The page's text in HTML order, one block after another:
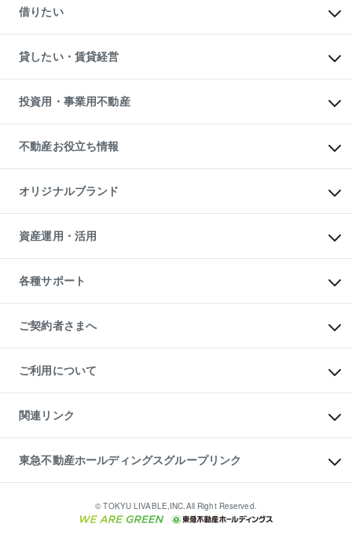
中古一戸建ての購入
不動産購入の流れ
注目キーワード物件特集
購入ガイド
English 繁体中文簡体中文
一戸建ての売却・査定
土地の売却・査定
スピードAI査定
不動産査定について
不動産売却の流れ
不動産買換えの流れ
売却ガイド
借りたい
オフィス・店舗の賃貸
借りるときの流れ
借りるガイド
貸したい・賃貸経営
マンション賃料データ
賃貸管理プラン
リロケーションについて
貸すガイド
投資用・事業用不動産
事業用不動産
マンション投資
投資用マンション
アパート経営
収益物件
ビル購入（ビル一棟）
投資用不動産の売却査定
事業用不動産の売却査定
不動産お役立ち情報
マンションライブラリー
人気マンションランキング
暮らしに役立つ不動産メディア
不動産相場・不動産価格情報
不動産コラム・ニュース
不動産用語集
不動産なんでもネット相談室
住まいの税金
オリジナルブランド
一棟リノベーションマンション
L`GENTE（ルジェンテ）
区分リノベーションマンション
投資用一棟レジデンスWELL
不動産小口投資
LEGACIA（レガシア）
資産運用・活用
不動産M&A
アセットマネジメント・出資
各種サポート
相続サポート
リフォームサポート
ご契約者さまへ
ご紹介・再契約特典
入居者様専用-各種ご案内（賃貸）
東急こすもす会「こすもすWeb」
ご利用について
金融商品取引について
東急リバブル ソーシャルメディアポリシー
ご意見・お問い合わせ（金融商品取引専用の相談・お問い合わせ窓口）
ダイレクトメール（郵送物）・Eメールなどの送付停止について
関連リンク
これからご結婚される方に東急百貨店のブライダルクラブ
人材サービスのご用命は 東急リバブルスタッフ株式会社まで
東北の逸品を贈ります 東北すぐれものセレクション
東急不動産ホールディングスグループリンク
東急コミュニティー
東急住宅リース
© TOKYU LIVABLE,INC.All Right Reserved.